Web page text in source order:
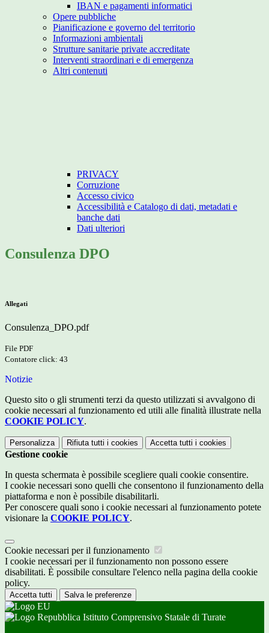
IBAN e pagamenti informatici
Opere pubbliche
Pianificazione e governo del territorio
Informazioni ambientali
Strutture sanitarie private accreditate
Interventi straordinari e di emergenza
Altri contenuti
PRIVACY
Corruzione
Accesso civico
Accessibilità e Catalogo di dati, metadati e
banche dati
Dati ulteriori
Consulenza DPO
Allegati
Consulenza_DPO.pdf
File PDF
Contatore click: 43
Notizie
Questo sito o gli strumenti terzi da questo utilizzati si avvalgono di
cookie necessari al funzionamento ed utili alle finalità illustrate nella
COOKIE POLICY.
Personalizza Rifiuta tutti i cookies Accetta tutti i cookies
Gestione cookie
In questa schermata è possibile scegliere quali cookie consentire.
I cookie necessari sono quelli che consentono il funzionamento della
piattaforma e non è possibile disabilitarli.
Per conoscere quali sono i cookie necessari al funzionamento potete
visionare la COOKIE POLICY.
Cookie necessari per il funzionamento
I cookie necessari per il funzionamento non possono essere
disabilitati. È possibile consultare l'elenco nella pagina della cookie
policy.
Accetta tutti Salva le preferenze
Istituto Comprensivo Statale di Turate